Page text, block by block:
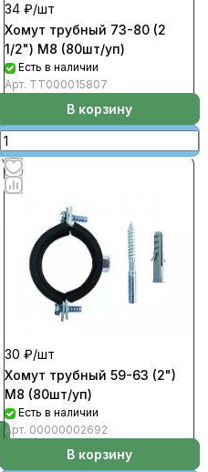
34 ₽/шт
Хомут трубный 73-80 (2
1/2") М8 (80шт/уп)
Есть в наличии
Арт. ТТ000015807
В корзину
30 ₽/шт
Хомут трубный 59-63 (2")
М8 (80шт/уп)
Есть в наличии
Арт. 00000002692
В корзину